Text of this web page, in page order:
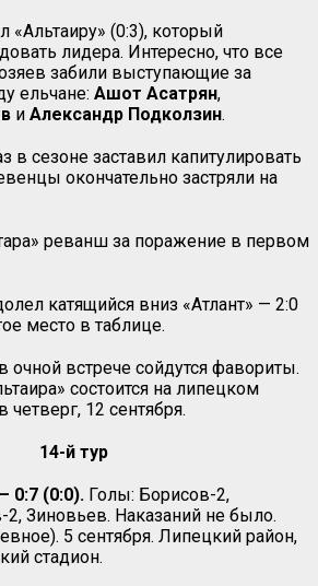
«Альтаиру» (0:3), который
лидера. Интересно, что все
забили выступающие за
ельчане: Ашот Асатрян,
и Александр Подколзин.
сезоне заставил капитулировать
окончательно застряли на
реванш за поражение в первом
катящийся вниз «Атлант» — 2:0
место в таблице.
встрече сойдутся фавориты.
состоится на липецком
четверг, 12 сентября.
14-й тур
(0:0). Голы: Борисов-2,
Зиновьев. Наказаний не было.
5 сентября. Липецкий район,
стадион.